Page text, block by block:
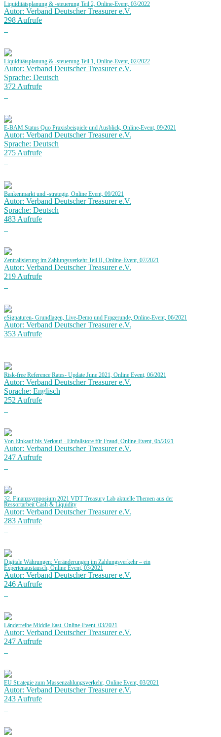
Liquiditätsplanung & -steuerung Teil 2, Online-Event, 03/2022
Autor: Verband Deutscher Treasurer e.V.
298 Aufrufe
Liquiditätsplanung & -steuerung Teil 1, Online-Event, 02/2022
Autor: Verband Deutscher Treasurer e.V.
Sprache: Deutsch
372 Aufrufe
E-BAM.Status Quo Praxisbeispiele und Ausblick, Online-Event, 09/2021
Autor: Verband Deutscher Treasurer e.V.
Sprache: Deutsch
275 Aufrufe
Bankenmarkt und -strategie, Online Event, 09/2021
Autor: Verband Deutscher Treasurer e.V.
Sprache: Deutsch
483 Aufrufe
Zentralisierung im Zahlungsverkehr Teil II, Online-Event, 07/2021
Autor: Verband Deutscher Treasurer e.V.
219 Aufrufe
eSignaturen- Grundlagen, Live-Demo und Fragerunde, Online-Event, 06/2021
Autor: Verband Deutscher Treasurer e.V.
353 Aufrufe
Risk-free Reference Rates- Update June 2021, Online Event, 06/2021
Autor: Verband Deutscher Treasurer e.V.
Sprache: Englisch
252 Aufrufe
Von Einkauf bis Verkauf - Einfallstore für Fraud, Online-Event, 05/2021
Autor: Verband Deutscher Treasurer e.V.
247 Aufrufe
32. Finanzsymposium 2021 VDT Treasury Lab aktuelle Themen aus der
Ressortarbeit Cash & Liquidity
Autor: Verband Deutscher Treasurer e.V.
283 Aufrufe
Digitale Währungen: Veränderungen im Zahlungsverkehr – ein
Expertenaustausch, Online Event, 03/2021
Autor: Verband Deutscher Treasurer e.V.
246 Aufrufe
Länderreihe Middle East, Online-Event, 03/2021
Autor: Verband Deutscher Treasurer e.V.
247 Aufrufe
EU Strategie zum Massenzahlungsverkehr, Online Event, 03/2021
Autor: Verband Deutscher Treasurer e.V.
243 Aufrufe